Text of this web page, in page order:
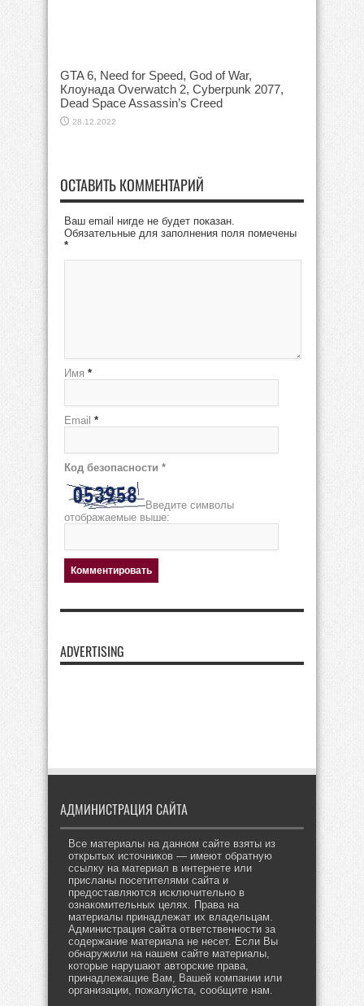
GTA 6, Need for Speed, God of War,
Клоунада Overwatch 2, Cyberpunk 2077,
Dead Space Assassin’s Creed
28.12.2022
ОСТАВИТЬ КОММЕНТАРИЙ
Ваш email нигде не будет показан.
Обязательные для заполнения поля помечены
*
Имя *
Email *
Код безопасности *
Введите символы
отображаемые выше:
ADVERTISING
АДМИНИСТРАЦИЯ САЙТА
Все материалы на данном сайте взяты из
открытых источников — имеют обратную
ссылку на материал в интернете или
присланы посетителями сайта и
предоставляются исключительно в
ознакомительных целях. Права на
материалы принадлежат их владельцам.
Администрация сайта ответственности за
содержание материала не несет. Если Вы
обнаружили на нашем сайте материалы,
которые нарушают авторские права,
принадлежащие Вам, Вашей компании или
организации, пожалуйста, сообщите нам.